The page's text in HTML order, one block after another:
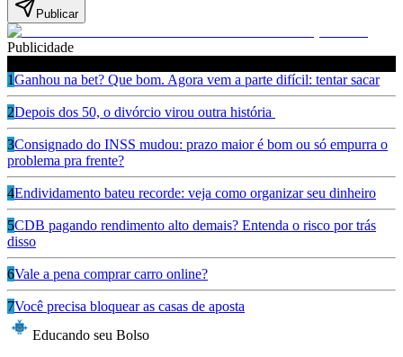
Publicar
Publicidade
1Ganhou na bet? Que bom. Agora vem a parte difícil: tentar sacar
2Depois dos 50, o divórcio virou outra história
3Consignado do INSS mudou: prazo maior é bom ou só empurra o
problema pra frente?
4Endividamento bateu recorde: veja como organizar seu dinheiro
5CDB pagando rendimento alto demais? Entenda o risco por trás
disso
6Vale a pena comprar carro online?
7Você precisa bloquear as casas de aposta
Educando seu Bolso